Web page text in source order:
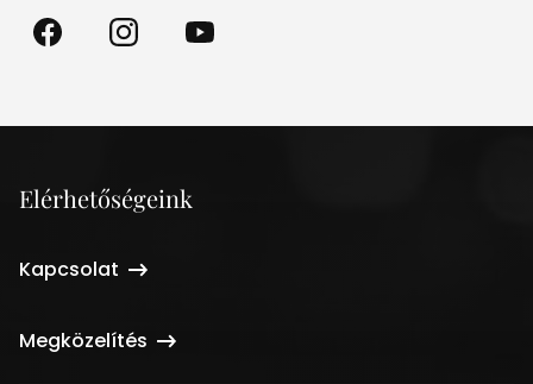
Madách
Színház
Madách
Színház
Madách
Színház
on
Elérhetőségeink
Kapcsolat
Megközelítés